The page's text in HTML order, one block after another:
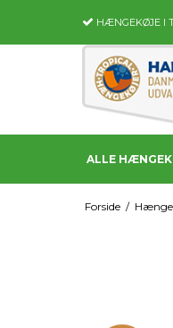
HÆNGEKØJE I
ALLE
Forside /